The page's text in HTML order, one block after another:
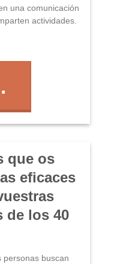
una comunicación
actividades.
que os
eficaces
de los 40
personas buscan